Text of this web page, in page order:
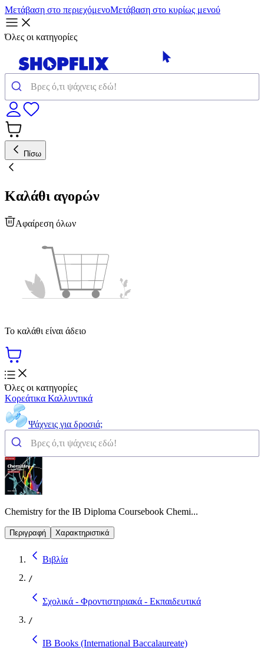
Μετάβαση στο περιεχόμενοΜετάβαση στο κυρίως μενού
Όλες οι κατηγορίες
Πίσω
Καλάθι αγορών
Αφαίρεση όλων
Το καλάθι είναι άδειο
Όλες οι κατηγορίες
Κορεάτικα Καλλυντικά
Ψάχνεις για δροσιά;
Chemistry for the IB Diploma Coursebook Chemi...
Περιγραφή Χαρακτηριστικά
Βιβλία
/
Σχολικά - Φροντιστηριακά - Εκπαιδευτικά
/
IB Books (International Baccalaureate)